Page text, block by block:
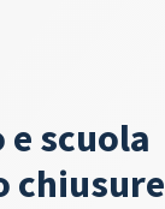
scuola
chiusure